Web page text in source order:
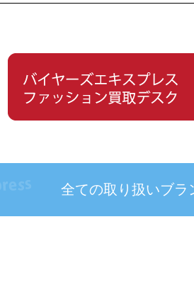
全ての取り扱いブラ